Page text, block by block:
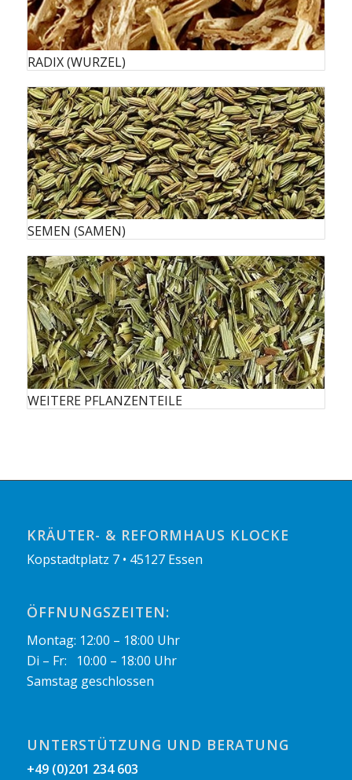
RADIX (WURZEL)
SEMEN (SAMEN)
WEITERE PFLANZENTEILE
KRÄUTER- & REFORMHAUS KLOCKE
Kopstadtplatz 7 • 45127 Essen
ÖFFNUNGSZEITEN:
Montag: 12:00 – 18:00 Uhr
Di – Fr: 10:00 – 18:00 Uhr
Samstag geschlossen
UNTERSTÜTZUNG UND BERATUNG
+49 (0)201 234 603